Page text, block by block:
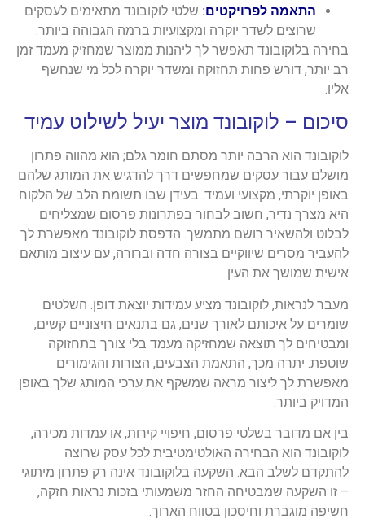
התאמה לפרויקטים: שלטי לוקובונד מתאימים לעסקים
שרוצים לשדר יוקרה ומקצועיות ברמה הגבוהה ביותר.
בחירה בלוקובונד תאפשר לך ליהנות ממוצר שמחזיק מעמד זמן
רב יותר, דורש פחות תחזוקה ומשדר יוקרה לכל מי שנחשף
אליו.
סיכום – לוקובונד מוצר יעיל לשילוט עמיד
לוקובונד הוא הרבה יותר מסתם חומר גלם; הוא מהווה פתרון
מושלם עבור עסקים שמחפשים דרך להדגיש את המותג שלהם
באופן יוקרתי, מקצועי ועמיד. בעידן שבו תשומת הלב של הלקוח
היא מצרך נדיר, חשוב לבחור בפתרונות פרסום שמצליחים
לבלוט ולהשאיר רושם מתמשך. הדפסת לוקובונד מאפשרת לך
להעביר מסרים שיווקיים בצורה חדה וברורה, עם עיצוב מותאם
אישית שמושך את העין.
מעבר לנראות, לוקובונד מציע עמידות יוצאת דופן. השלטים
שומרים על איכותם לאורך שנים, גם בתנאים חיצוניים קשים,
ומבטיחים לך תוצאה שמחזיקה מעמד בלי צורך בתחזוקה
שוטפת. יתרה מכך, התאמת הצבעים, הצורות והגימורים
מאפשרת לך ליצור מראה שמשקף את ערכי המותג שלך באופן
המדויק ביותר.
בין אם מדובר בשלטי פרסום, חיפויי קירות, או עמדות מכירה,
לוקובונד הוא הבחירה האולטימטיבית לכל עסק שרוצה
להתקדם לשלב הבא. השקעה בלוקובונד אינה רק פתרון מיתוגי
– זו השקעה שמבטיחה החזר משמעותי בזכות נראות חזקה,
חשיפה מוגברת וחיסכון בטווח הארוך.